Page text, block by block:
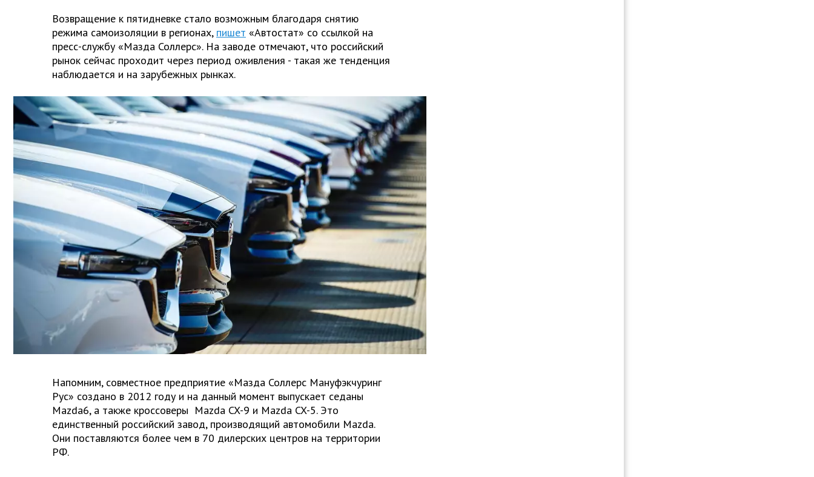
Возвращение к пятидневке стало возможным благодаря снятию
режима самоизоляции в регионах, пишет «Автостат» со ссылкой на
пресс-службу «Мазда Соллерс». На заводе отмечают, что российский
рынок сейчас проходит через период оживления - такая же тенденция
наблюдается и на зарубежных рынках.
Напомним, совместное предприятие «Мазда Соллерс Мануфэкчуринг
Рус» создано в 2012 году и на данный момент выпускает седаны
Mazda6, а также кроссоверы Mazda CX-9 и Mazda CX-5. Это
единственный российский завод, производящий автомобили Mazda.
Они поставляются более чем в 70 дилерских центров на территории
РФ.